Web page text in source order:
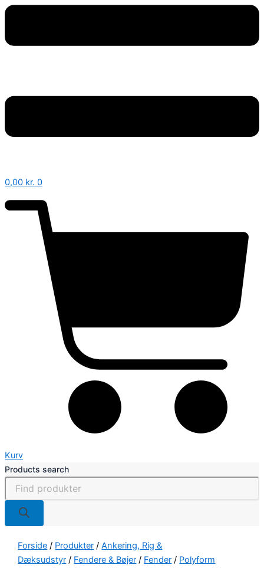
0,00 kr. 0
Kurv
Products search
Forside / Produkter /Ankering, Rig &
Dæksudstyr / Fendere & Bøjer / Fender / Polyform